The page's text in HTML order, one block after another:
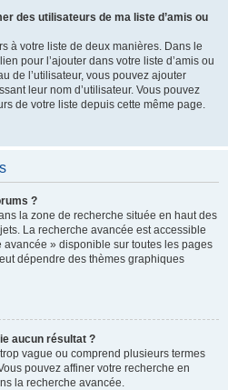
des utilisateurs de ma liste d’amis ou
à votre liste de deux manières. Dans le
pour l’ajouter dans votre liste d’amis ou
de l’utilisateur, vous pouvez ajouter
leur nom d’utilisateur. Vous pouvez
de votre liste depuis cette même page.
?
la zone de recherche située en haut des
La recherche avancée est accessible
» disponible sur toutes les pages
dépendre des thèmes graphiques
aucun résultat ?
vague ou comprend plusieurs termes
pouvez affiner votre recherche en
la recherche avancée.